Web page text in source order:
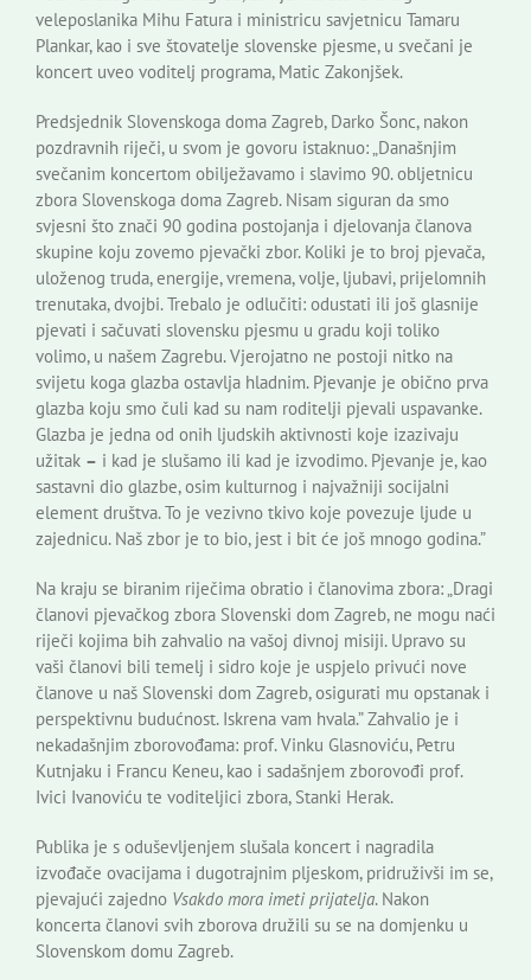
veleposlanika Mihu Fatura i ministricu savjetnicu Tamaru
Plankar, kao i sve štovatelje slovenske pjesme, u svečani je
koncert uveo voditelj programa, Matic Zakonjšek.
Predsjednik Slovenskoga doma Zagreb, Darko Šonc, nakon
pozdravnih riječi, u svom je govoru istaknuo: „Današnjim
svečanim koncertom obilježavamo i slavimo 90. obljetnicu
zbora Slovenskoga doma Zagreb. Nisam siguran da smo
svjesni što znači 90 godina postojanja i djelovanja članova
skupine koju zovemo pjevački zbor. Koliki je to broj pjevača,
uloženog truda, energije, vremena, volje, ljubavi, prijelomnih
trenutaka, dvojbi. Trebalo je odlučiti: odustati ili još glasnije
pjevati i sačuvati slovensku pjesmu u gradu koji toliko
volimo, u našem Zagrebu. Vjerojatno ne postoji nitko na
svijetu koga glazba ostavlja hladnim. Pjevanje je obično prva
glazba koju smo čuli kad su nam roditelji pjevali uspavanke.
Glazba je jedna od onih ljudskih aktivnosti koje izazivaju
užitak – i kad je slušamo ili kad je izvodimo. Pjevanje je, kao
sastavni dio glazbe, osim kulturnog i najvažniji socijalni
element društva. To je vezivno tkivo koje povezuje ljude u
zajednicu. Naš zbor je to bio, jest i bit će još mnogo godina.”
Na kraju se biranim riječima obratio i članovima zbora: „Dragi
članovi pjevačkog zbora Slovenski dom Zagreb, ne mogu naći
riječi kojima bih zahvalio na vašoj divnoj misiji. Upravo su
vaši članovi bili temelj i sidro koje je uspjelo privući nove
članove u naš Slovenski dom Zagreb, osigurati mu opstanak i
perspektivnu budućnost. Iskrena vam hvala.” Zahvalio je i
nekadašnjim zborovođama: prof. Vinku Glasnoviću, Petru
Kutnjaku i Francu Keneu, kao i sadašnjem zborovođi prof.
Ivici Ivanoviću te voditeljici zbora, Stanki Herak.
Publika je s oduševljenjem slušala koncert i nagradila
izvođače ovacijama i dugotrajnim pljeskom, pridruživši im se,
pjevajući zajedno Vsakdo mora imeti prijatelja. Nakon
koncerta članovi svih zborova družili su se na domjenku u
Slovenskom domu Zagreb.